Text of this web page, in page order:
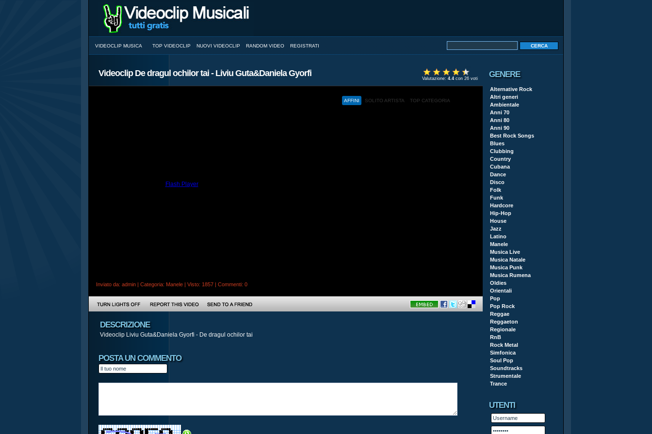
VIDEOCLIP MUSICA TOP VIDEOCLIP NUOVI VIDEOCLIP RANDOM VIDEO REGISTRATI
Videoclip De dragul ochilor tai - Liviu Guta&Daniela Gyorfi
Valutazione: 4.4 con 26 voti
Flash Playerinstalled and a browser with JavaScript support.
AFFINI SOLITO ARTISTA TOP CATEGORIA
Inviato da: admin | Categoria: Manele | Visto: 1857 | Commenti: 0
DESCRIZIONE
Videoclip Liviu Guta&Daniela Gyorfi - De dragul ochilor tai
POSTA UN COMMENTO
GENERE
Alternative Rock
Altri generi
Ambientale
Anni 70
Anni 80
Anni 90
Best Rock Songs
Blues
Clubbing
Country
Cubana
Dance
Disco
Folk
Funk
Hardcore
Hip-Hop
House
Jazz
Latino
Manele
Musica Live
Musica Natale
Musica Punk
Musica Rumena
Oldies
Orientali
Pop
Pop Rock
Reggae
Reggaeton
Regionale
RnB
Rock Metal
Simfonica
Soul Pop
Soundtracks
Strumentale
Trance
UTENTI